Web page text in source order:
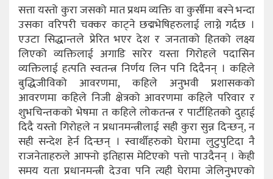
सत्ता यस्तो कुरा जसको मात प्रथम व्यक्ति वा कुर्सीमा बस्ने भन्दा
उसका वरिपरी चक्कर काट्ने छद्मभेषिहरुलाई लाग्ने गर्दछ ।
एउटा सिद्धान्तले प्रेरित भएर देश र जनताको हितको लक्ष्य
लिएको व्यक्तिलाई अगाडि सारेर यस्ता गिरोहले पदासिन
व्यक्तिलाई हत्पति स्वतन्त्र निर्णय लिन पनि दिदैनन् । कहिले
बुद्धिजीविको आवरणमा, कहिले अनुभवी प्रशासकको
आवरणमा कहिले निजी क्षेत्रको आवरणमा कहिले परिवार र
शुभचिन्तकको भेषमा त कहिले लोकतन्त्र र पार्टीहितको दुहाई
दिदै यस्तो गिरोहले न प्रधानमन्त्रीलाई सही कुरा सुन्न दिन्छन्, न
सही सन्देश हेर्न दिन्छन् । स्वार्थीहरुको घेरामा लुटुपुटिदा नै
राजनेताहरुले आफ्नो इतिहास मेटिएको पत्तो पाउदैनन् । केही
समय यता प्रधानमन्त्री देउवा पनि त्यही घेरामा जेलिनुभएको